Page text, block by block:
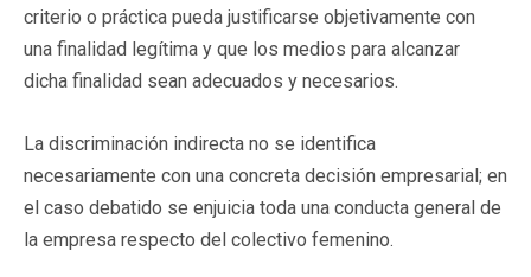
criterio o práctica pueda justificarse objetivamente con
una finalidad legítima y que los medios para alcanzar
dicha finalidad sean adecuados y necesarios.
La discriminación indirecta no se identifica
necesariamente con una concreta decisión empresarial; en
el caso debatido se enjuicia toda una conducta general de
la empresa respecto del colectivo femenino.